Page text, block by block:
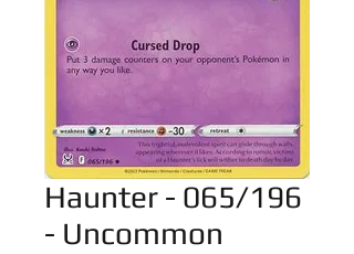
Haunter - 065/196
- Uncommon